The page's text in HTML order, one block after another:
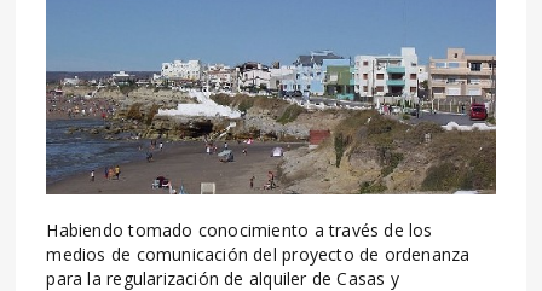
Habiendo tomado conocimiento a través de los
medios de comunicación del proyecto de ordenanza
para la regularización de alquiler de Casas y